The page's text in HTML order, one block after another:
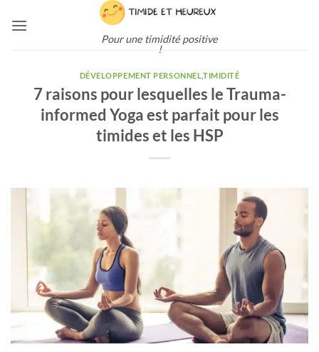
Pour une timidité positive
!
DÉVELOPPEMENT PERSONNEL TIMIDITÉ
7 raisons pour lesquelles le Trauma-
informed Yoga est parfait pour les
timides et les HSP